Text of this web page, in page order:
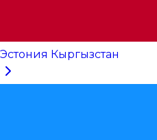
Эстония Кыргызстан